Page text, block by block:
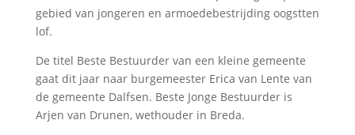
gebied van jongeren en armoedebestrijding oogstten
lof.
De titel Beste Bestuurder van een kleine gemeente
gaat dit jaar naar burgemeester Erica van Lente van
de gemeente Dalfsen. Beste Jonge Bestuurder is
Arjen van Drunen, wethouder in Breda.